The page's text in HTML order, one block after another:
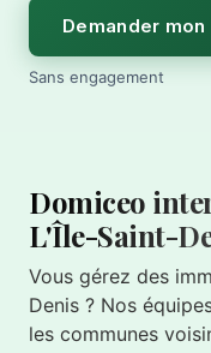
Demander
Sans engagement
Domiceo
L'Île-Saint-
Vous gérez des
Denis ? Nos
les communes